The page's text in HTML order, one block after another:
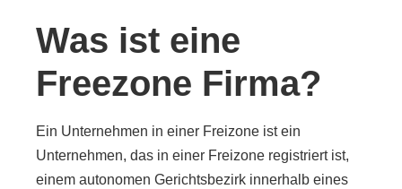
Was ist eine
Freezone Firma?
Ein Unternehmen in einer Freizone ist ein
Unternehmen, das in einer Freizone registriert ist,
einem autonomen Gerichtsbezirk innerhalb eines